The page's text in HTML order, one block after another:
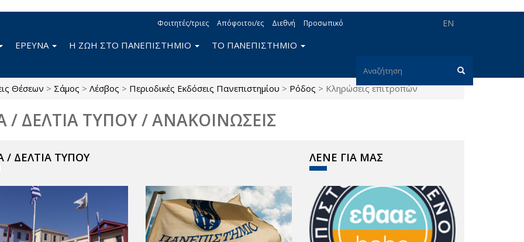
EN
Φοιτητές/τριες Απόφοιτοι/ες Διεθνή Προσωπικό
Φόρμα
αναζήτησης
Αναζήτηση
ΕΡΕΥΝΑ Η ΖΩΗ ΣΤΟ ΠΑΝΕΠΙΣΤΗΜΙΟ ΤΟ ΠΑΝΕΠΙΣΤΗΜΙΟ
Θέσεων > Σάμος > Λέσβος > Περιοδικές Εκδόσεις Πανεπιστημίου > Ρόδος > Κληρώσεις επιτροπών
/ ΔΕΛΤΙΑ ΤΥΠΟΥ / ΑΝΑΚΟΙΝΩΣΕΙΣ
/ ΔΕΛΤΙΑ ΤΥΠΟΥ ΛΕΝΕ ΓΙΑ ΜΑΣ